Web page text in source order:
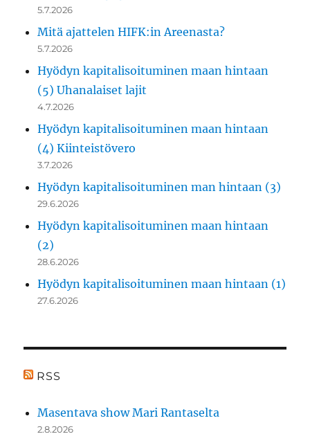
5.7.2026
Mitä ajattelen HIFK:in Areenasta?
5.7.2026
Hyödyn kapitalisoituminen maan hintaan
(5) Uhanalaiset lajit
4.7.2026
Hyödyn kapitalisoituminen maan hintaan
(4) Kiinteistövero
3.7.2026
Hyödyn kapitalisoituminen man hintaan (3)
29.6.2026
Hyödyn kapitalisoituminen maan hintaan
(2)
28.6.2026
Hyödyn kapitalisoituminen maan hintaan (1)
27.6.2026
RSS
Masentava show Mari Rantaselta
2.8.2026